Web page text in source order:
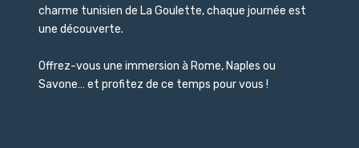
charme tunisien de La Goulette, chaque journée est
une découverte.
Offrez-vous une immersion à Rome, Naples ou
Savone… et profitez de ce temps pour vous !